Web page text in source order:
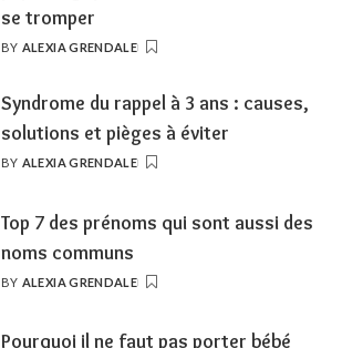
se tromper
POSTED
BY ALEXIA GRENDALE
Syndrome du rappel à 3 ans : causes,
solutions et pièges à éviter
POSTED
BY ALEXIA GRENDALE
Top 7 des prénoms qui sont aussi des
noms communs
POSTED
BY ALEXIA GRENDALE
Pourquoi il ne faut pas porter bébé